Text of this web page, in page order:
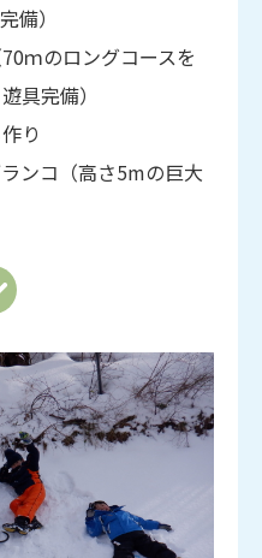
備）
ｍのロングコースを
具完備）
り
ンコ（高さ5mの巨大